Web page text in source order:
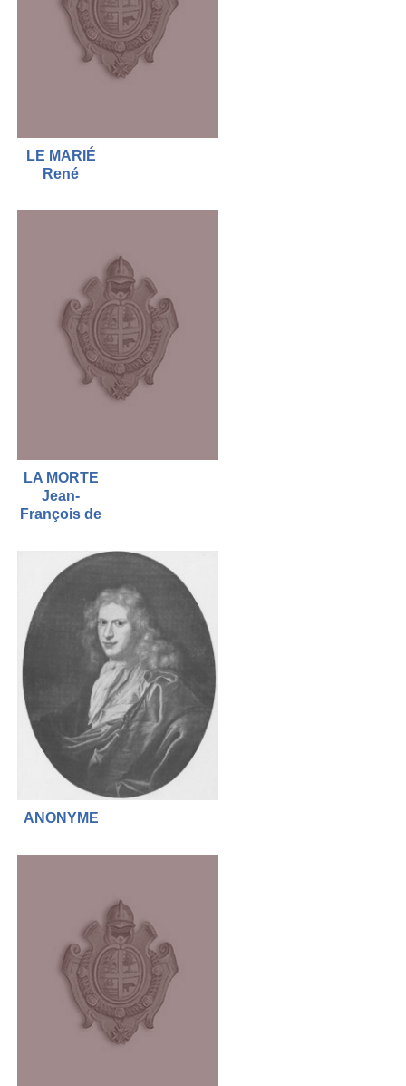
LE MARIÉ
René
LA MORTE
Jean-
François de
ANONYME